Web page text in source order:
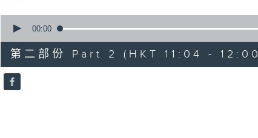
seconds
49
minutes,
36
seconds
90%
00:00
第二部份 Part 2 (HKT 11:04 -